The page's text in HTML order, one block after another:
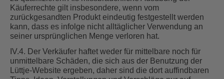
Käuferrechte gilt insbesondere, wenn vom
zurückgesandten Produkt eindeutig festgestellt werden
kann, dass es infolge nicht alltäglicher Verwendung an
seiner ursprünglichen Menge verloren hat.
IV.4. Der Verkäufer haftet weder für mittelbare noch für
unmittelbare Schäden, die sich aus der Benutzung der
Lüttje-Website ergeben, daher sind die dort auffindbaren